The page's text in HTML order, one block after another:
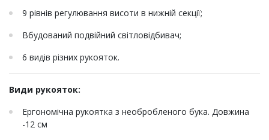
9 рівнів регулювання висоти в нижній секції;
Вбудований подвійний світловідбивач;
6 видів різних рукояток.
Види рукояток:
Ергономічна рукоятка з необробленого бука. Довжина
-12 см